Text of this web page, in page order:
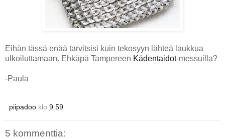
Eihän tässä enää tarvitsisi kuin tekosyyn lähteä laukkua
ulkoiluttamaan. Ehkäpä Tampereen Kädentaidot-messuilla?
-Paula
piipadoo klo 9.59
5 kommenttia: